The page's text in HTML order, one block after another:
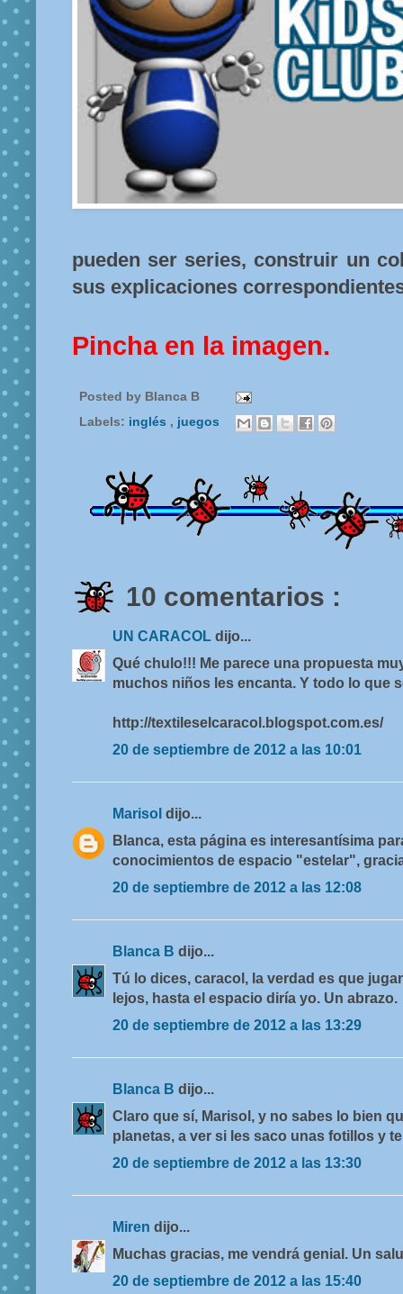
pueden ser series, construir un
sus explicaciones
Pincha en la imagen.
Posted by Blanca B
Labels: inglés , juegos
10 comentarios :
UN CARACOL dijo...
Qué chulo!!! Me parece una propuesta
muchos niños les encanta. Y todo lo que
http://textileselcaracol.blogspot.com.es/
20 de septiembre de 2012 a las 10:01
Marisol dijo...
Blanca, esta página es interesantísima
conocimientos de espacio "estelar",
20 de septiembre de 2012 a las 12:08
Blanca B dijo...
Tú lo dices, caracol, la verdad es que
lejos, hasta el espacio diría yo. Un abrazo.
20 de septiembre de 2012 a las 13:29
Blanca B dijo...
Claro que sí, Marisol, y no sabes lo bien
planetas, a ver si les saco unas fotillos y
20 de septiembre de 2012 a las 13:30
Miren dijo...
Muchas gracias, me vendrá genial. Un
20 de septiembre de 2012 a las 15:40